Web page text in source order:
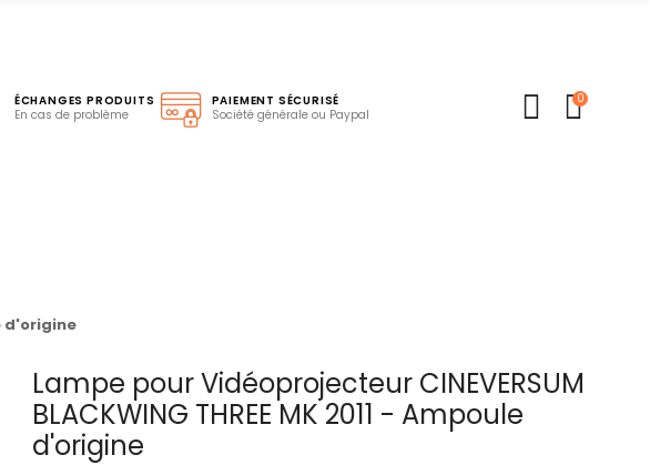
ÉCHANGES PRODUITS
En cas de problème
PAIEMENT SÉCURISÉ
Société générale ou Paypal
0
d'origine
Lampe pour Vidéoprojecteur CINEVERSUM
BLACKWING THREE MK 2011 - Ampoule
d'origine